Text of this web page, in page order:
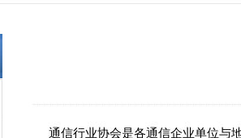
通信行业协会是各通信企业单位与